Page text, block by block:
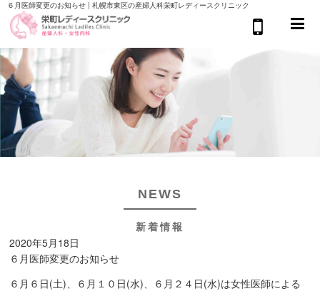
６月医師変更のお知らせ | 札幌市東区の産婦人科栄町レディースクリニック
NEWS
新着情報
2020年5月18日
６月医師変更のお知らせ
６月６日(土)、６月１０日(水)、６月２４日(水)は女性医師による